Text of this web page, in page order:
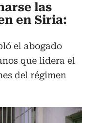
las
en Siria:
el abogado
que lidera el
del régimen